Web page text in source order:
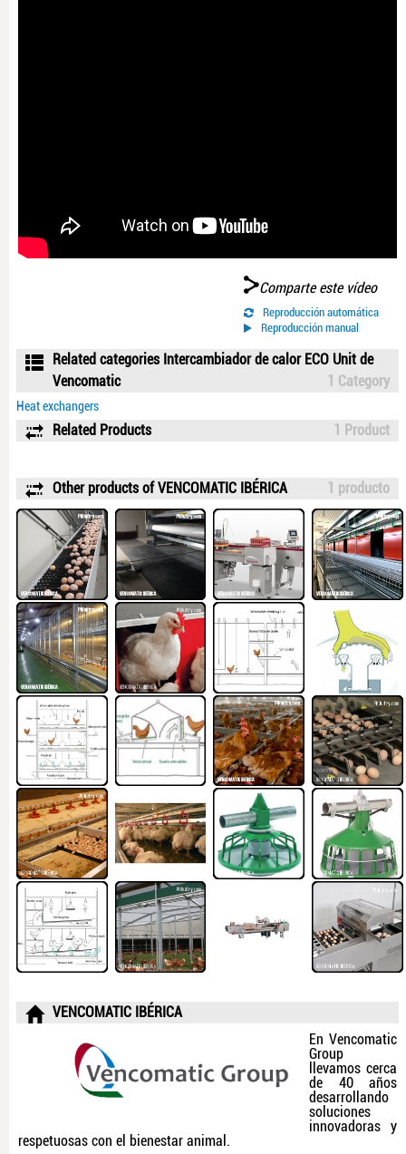
Comparte este vídeo
Reproducción automática
Reproducción manual
Related categories Intercambiador de calor ECO Unit de
Vencomatic
1 Category
Heat exchangers
Related Products 1 Product
Other products of VENCOMATIC IBÉRICA 1 producto
VENCOMATIC IBÉRICA
En Vencomatic
Group
llevamos cerca
de 40 años
desarrollando
soluciones
innovadoras y
respetuosas con el bienestar animal.